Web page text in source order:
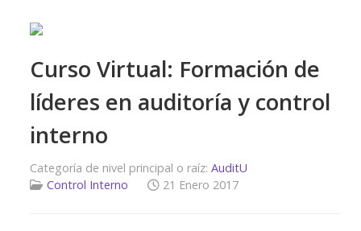
Curso Virtual: Formación de
líderes en auditoría y control
interno
Categoría de nivel principal o raíz: AuditU
Control Interno
21 Enero 2017